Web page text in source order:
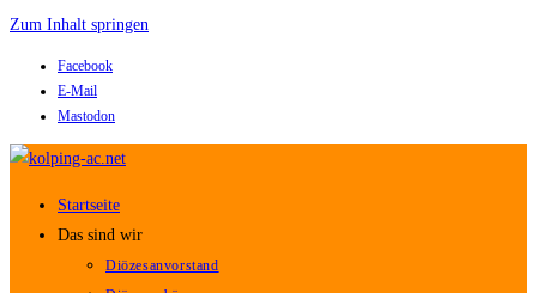
Zum Inhalt springen
Facebook
E-Mail
Mastodon
Startseite
Das sind wir
Diözesanvorstand